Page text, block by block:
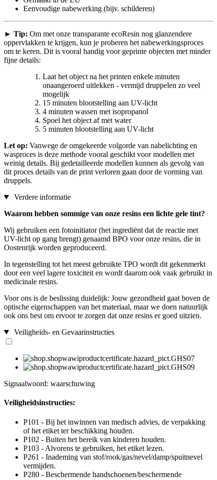
Eenvoudige nabewerking (bijv. schilderen)
► Tip: Om met onze transparante ecoResin nog glanzendere
oppervlakken te krijgen, kun je proberen het nabewerkingsproces
om te keren. Dit is vooral handig voor geprinte objecten met minder
fijne details:
Laat het object na het printen enkele minuten
onaangeroerd uitlekken - vermijd druppelen zo veel
mogelijk
15 minuten blootstelling aan UV-licht
4 minuten wassen met isopropanol
Spoel het object af met water
5 minuten blootstelling aan UV-licht
Let op: Vanwege de omgekeerde volgorde van nabelichting en
wasproces is deze methode vooral geschikt voor modellen met
weinig details. Bij gedetailleerde modellen kunnen als gevolg van
dit proces details van de print verloren gaan door de vorming van
druppels.
Verdere informatie
Waarom hebben sommige van onze resins een lichte gele tint?
Wij gebruiken een fotoinitiator (het ingrediënt dat de reactie met
UV-licht op gang brengt) genaamd BPO voor onze resins, die in
Oostenrijk worden geproduceerd.
In tegenstelling tot het meest gebruikte TPO wordt dit gekenmerkt
door een veel lagere toxiciteit en wordt daarom ook vaak gebruikt in
medicinale resins.
Voor ons is de beslissing duidelijk: Jouw gezondheid gaat boven de
optische eigenschappen van het materiaal, maar we doen natuurlijk
ook ons best om ervoor te zorgen dat onze resins er goed uitzien.
Veiligheids- en Gevaarinstructies
Signaalwoord: waarschuwing
Veiligheidsinstructies:
P101 - Bij het inwinnen van medisch advies, de verpakking
of het etiket ter beschikking houden.
P102 - Buiten het bereik van kinderen houden.
P103 - Alvorens te gebruiken, het etiket lezen.
P261 - Inademing van stof/rook/gas/nevel/damp/spuitnevel
vermijden.
P280 - Beschermende handschoenen/beschermende